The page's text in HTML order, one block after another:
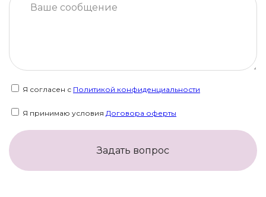
Я согласен с Политикой конфиденциальности
Я принимаю условия Договора оферты
Задать вопрос